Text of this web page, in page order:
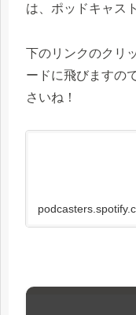
は、ポッドキャス
下のリンクのクリ
ードに飛びますの
さいね！